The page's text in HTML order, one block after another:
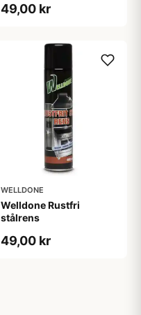
49,00 kr
WELLDONE
Welldone Rustfri
stålrens
49,00 kr